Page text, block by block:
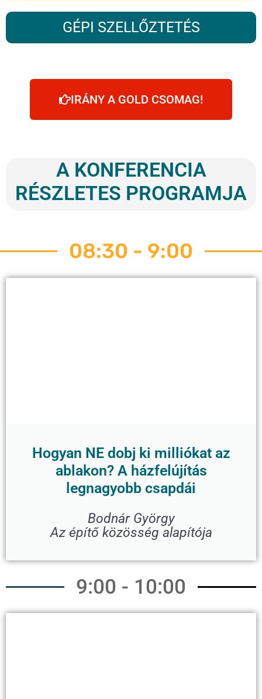
GÉPI SZELLŐZTETÉS
IRÁNY A GOLD CSOMAG!
A KONFERENCIA
RÉSZLETES PROGRAMJA
08:30 - 9:00
Hogyan NE dobj ki milliókat az
ablakon? A házfelújítás
legnagyobb csapdái
Bodnár György
Az építő közösség alapítója
9:00 - 10:00